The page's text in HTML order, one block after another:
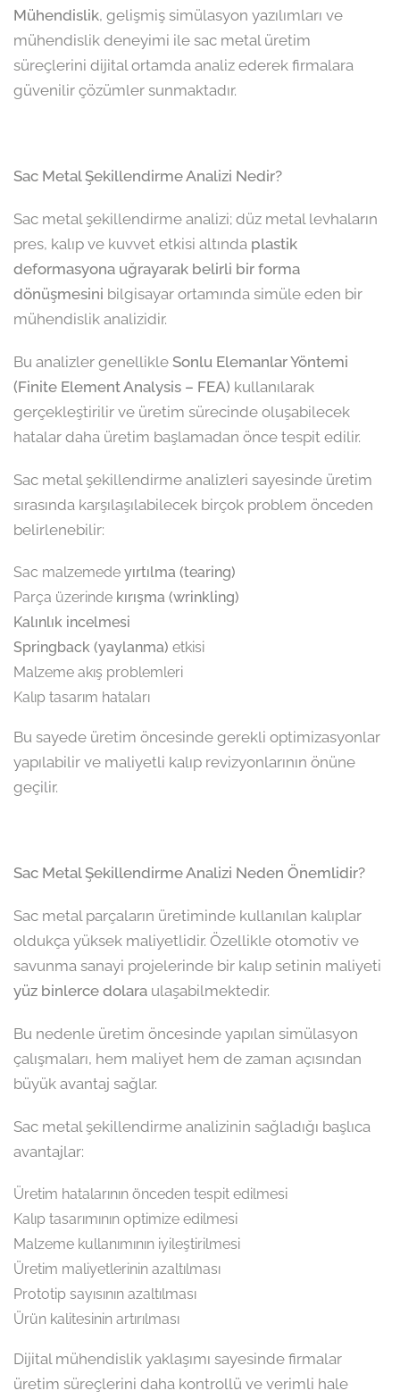
Mühendislik, gelişmiş simülasyon yazılımları ve
mühendislik deneyimi ile sac metal üretim
süreçlerini dijital ortamda analiz ederek firmalara
güvenilir çözümler sunmaktadır.
Sac Metal Şekillendirme Analizi Nedir?
Sac metal şekillendirme analizi; düz metal levhaların
pres, kalıp ve kuvvet etkisi altında plastik
deformasyona uğrayarak belirli bir forma
dönüşmesini bilgisayar ortamında simüle eden bir
mühendislik analizidir.
Bu analizler genellikle Sonlu Elemanlar Yöntemi
(Finite Element Analysis – FEA) kullanılarak
gerçekleştirilir ve üretim sürecinde oluşabilecek
hatalar daha üretim başlamadan önce tespit edilir.
Sac metal şekillendirme analizleri sayesinde üretim
sırasında karşılaşılabilecek birçok problem önceden
belirlenebilir:
Sac malzemede yırtılma (tearing)
Parça üzerinde kırışma (wrinkling)
Kalınlık incelmesi
Springback (yaylanma) etkisi
Malzeme akış problemleri
Kalıp tasarım hataları
Bu sayede üretim öncesinde gerekli optimizasyonlar
yapılabilir ve maliyetli kalıp revizyonlarının önüne
geçilir.
Sac Metal Şekillendirme Analizi Neden Önemlidir?
Sac metal parçaların üretiminde kullanılan kalıplar
oldukça yüksek maliyetlidir. Özellikle otomotiv ve
savunma sanayi projelerinde bir kalıp setinin maliyeti
yüz binlerce dolara ulaşabilmektedir.
Bu nedenle üretim öncesinde yapılan simülasyon
çalışmaları, hem maliyet hem de zaman açısından
büyük avantaj sağlar.
Sac metal şekillendirme analizinin sağladığı başlıca
avantajlar:
Üretim hatalarının önceden tespit edilmesi
Kalıp tasarımının optimize edilmesi
Malzeme kullanımının iyileştirilmesi
Üretim maliyetlerinin azaltılması
Prototip sayısının azaltılması
Ürün kalitesinin artırılması
Dijital mühendislik yaklaşımı sayesinde firmalar
üretim süreçlerini daha kontrollü ve verimli hale